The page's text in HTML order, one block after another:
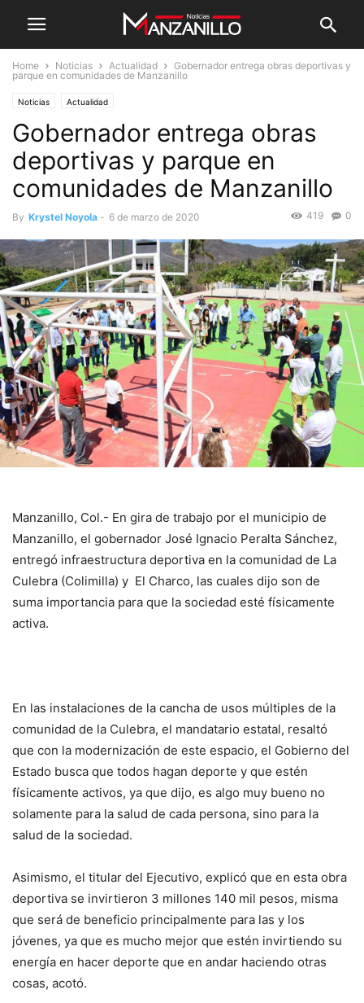
Home Noticias Actualidad
Gobernador entrega obras deportivas y
parque en comunidades de Manzanillo
Noticias Actualidad
Gobernador entrega obras
deportivas y parque en
comunidades de Manzanillo
By Krystel Noyola - 6 de marzo de 2020 0
419
Manzanillo, Col.- En gira de trabajo por el municipio de
Manzanillo, el gobernador José Ignacio Peralta Sánchez,
entregó infraestructura deportiva en la comunidad de La
Culebra (Colimilla) y El Charco, las cuales dijo son de
suma importancia para que la sociedad esté físicamente
activa.
En las instalaciones de la cancha de usos múltiples de la
comunidad de la Culebra, el mandatario estatal, resaltó
que con la modernización de este espacio, el Gobierno del
Estado busca que todos hagan deporte y que estén
físicamente activos, ya que dijo, es algo muy bueno no
solamente para la salud de cada persona, sino para la
salud de la sociedad.
Asimismo, el titular del Ejecutivo, explicó que en esta obra
deportiva se invirtieron 3 millones 140 mil pesos, misma
que será de beneficio principalmente para las y los
jóvenes, ya que es mucho mejor que estén invirtiendo su
energía en hacer deporte que en andar haciendo otras
cosas, acotó.